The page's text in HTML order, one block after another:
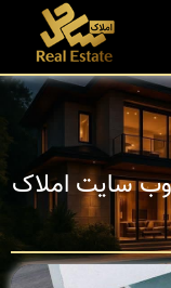
وب سایت املاک